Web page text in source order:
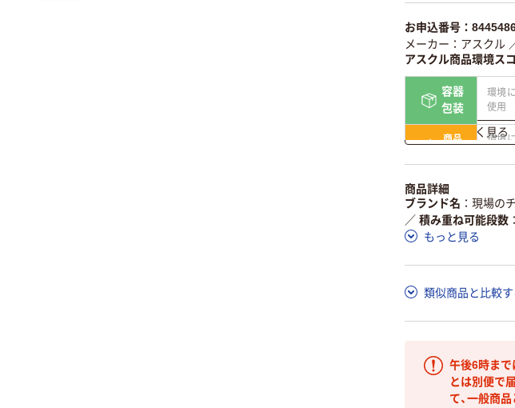
お申込番号：
メーカー：アスクル
アスクル商品環境ス
容器
包装
環境
使用
商品
環境
仕組
ある
この商品の環境配慮
ア詳細／加点項目
詳しく見る
商品詳細
ブランド名
現場の
／ 積み重ね可能段数
もっと見る
類似商品と比較す
午後6時まで
とは別便で
て、一般商品